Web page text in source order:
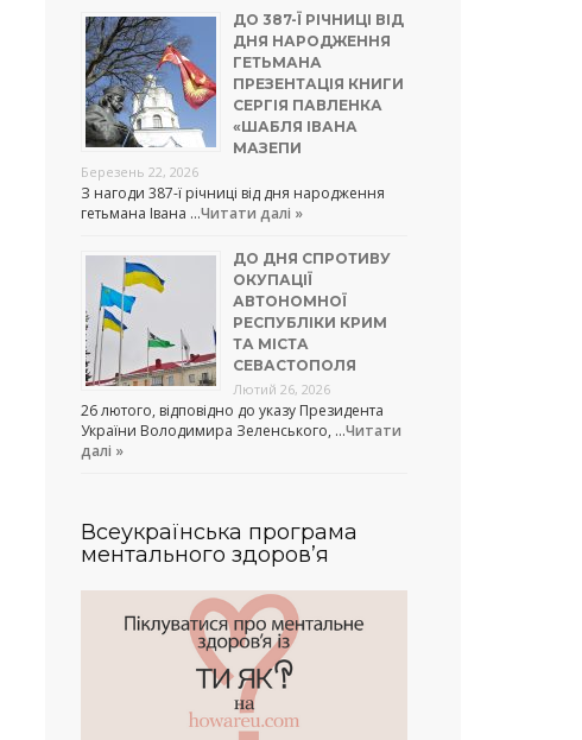
ДО 387-Ї РІЧНИЦІ ВІД
ДНЯ НАРОДЖЕННЯ
ГЕТЬМАНА
ПРЕЗЕНТАЦІЯ КНИГИ
СЕРГІЯ ПАВЛЕНКА
«ШАБЛЯ ІВАНА
МАЗЕПИ
Березень 22, 2026
З нагоди 387-ї річниці від дня народження
гетьмана Івана …Читати далі »
ДО ДНЯ СПРОТИВУ
ОКУПАЦІЇ
АВТОНОМНОЇ
РЕСПУБЛІКИ КРИМ
ТА МІСТА
СЕВАСТОПОЛЯ
Лютий 26, 2026
26 лютого, відповідно до указу Президента
України Володимира Зеленського, …Читати
далі »
Всеукраїнська програма
ментального здоров’я